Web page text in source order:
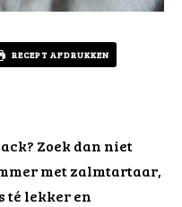
RECEPT AFDRUKKEN
Zoek dan niet
met zalmtartaar,
té lekker en